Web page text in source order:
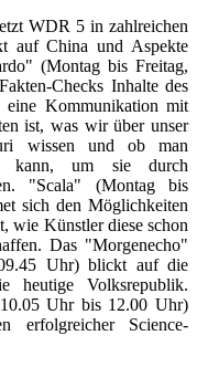
WDR 5 in zahlreichen
auf China und Aspekte
(Montag bis Freitag,
Checks Inhalte des
eine Kommunikation mit
ist, was wir über unser
wissen und ob man
kann, um sie durch
"Scala" (Montag bis
sich den Möglichkeiten
wie Künstler diese schon
Das "Morgenecho"
Uhr) blickt auf die
heutige Volksrepublik.
Uhr bis 12.00 Uhr)
erfolgreicher Science-